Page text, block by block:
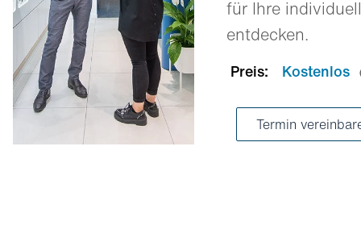
für Ihre
entdecken.
Preis: Kostenlos
Termin